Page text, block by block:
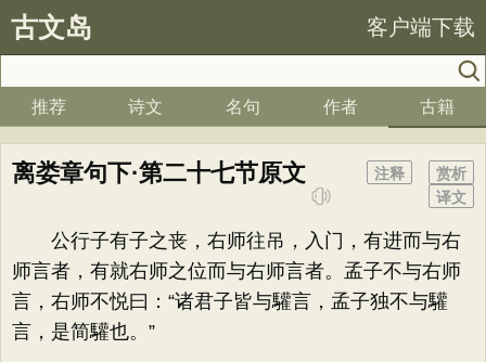
古文岛 客户端下载
推荐 诗文 名句 作者 古籍
离娄章句下·第二十七节原文 赏析
注释
译文
公行子有子之丧，右师往吊，入门，有进而与右
师言者，有就右师之位而与右师言者。孟子不与右师
言，右师不悦曰：“诸君子皆与驩言，孟子独不与驩
言，是简驩也。”